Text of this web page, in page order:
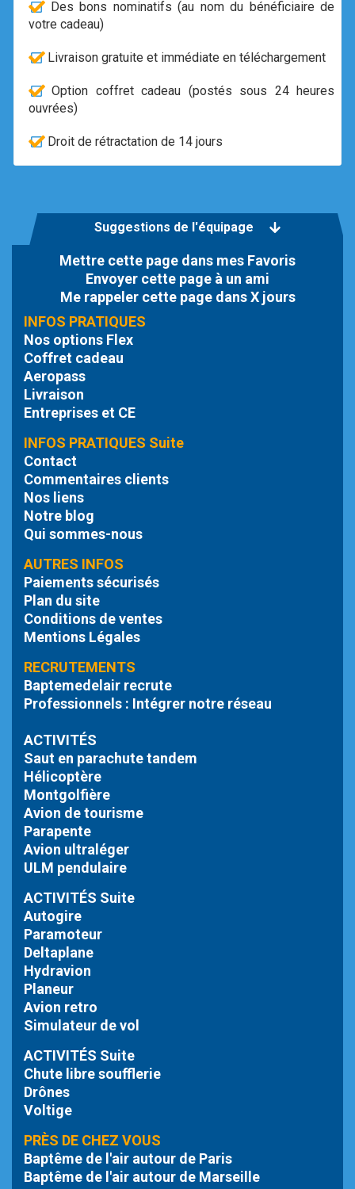
Des bons nominatifs (au nom du bénéficiaire de
votre cadeau)
Livraison gratuite et immédiate en téléchargement
Option coffret cadeau (postés sous 24 heures
ouvrées)
Droit de rétractation de 14 jours
Suggestions de l'équipage
Mettre cette page dans mes Favoris
Envoyer cette page à un ami
Me rappeler cette page dans X jours
INFOS PRATIQUES
Nos options Flex
Coffret cadeau
Aeropass
Livraison
Entreprises et CE
INFOS PRATIQUES Suite
Contact
Commentaires clients
Nos liens
Notre blog
Qui sommes-nous
AUTRES INFOS
Paiements sécurisés
Plan du site
Conditions de ventes
Mentions Légales
RECRUTEMENTS
Baptemedelair recrute
Professionnels : Intégrer notre réseau
ACTIVITÉS
Saut en parachute tandem
Hélicoptère
Montgolfière
Avion de tourisme
Parapente
Avion ultraléger
ULM pendulaire
ACTIVITÉS Suite
Autogire
Paramoteur
Deltaplane
Hydravion
Planeur
Avion retro
Simulateur de vol
ACTIVITÉS Suite
Chute libresoufflerie
Drônes
Voltige
PRÈS DE CHEZ VOUS
Baptême de l'air autour de Paris
Baptême de l'air autour de Marseille